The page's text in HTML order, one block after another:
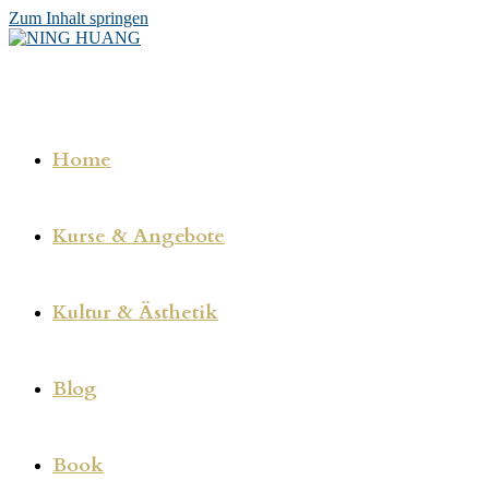
Zum Inhalt springen
Home
Kurse & Angebote
Kultur & Ästhetik
Blog
Book